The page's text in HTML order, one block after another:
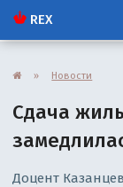
REX
» Новости
Сдача
Доцент